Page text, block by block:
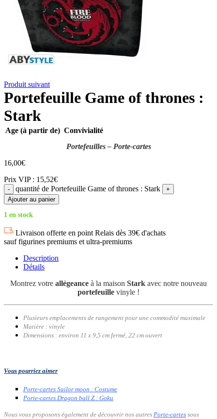
Produit suivant
Portefeuille Game of thrones :
Stark
Age (à partir de) Convivialité
Portefeuilles – Porte-cartes
16,00€
Prix VIP : 15,52€
quantité de Portefeuille Game of thrones : Stark
Ajouter au panier
1 en stock
Livraison offerte en point Relais dès 39€ d'achats
sauf figurines premiums et ultra-premiums
Description
Détails
Montrez votre allégeance à la maison Stark avec notre nouveau
portefeuille vinyle !
Plusieurs emplacements de rangement pour une commodité maximale
Matière : vinyle
Dimensions : environ 11 x 9,5 cm fermé, 22 cm ouvert
Vous pourriez aimer
Porte-cartes Sailor moon : Costume
Porte-cartes Dragon ball Z : Goku
Nous vous proposons également de découvrir nos autres Porte-cartes sous